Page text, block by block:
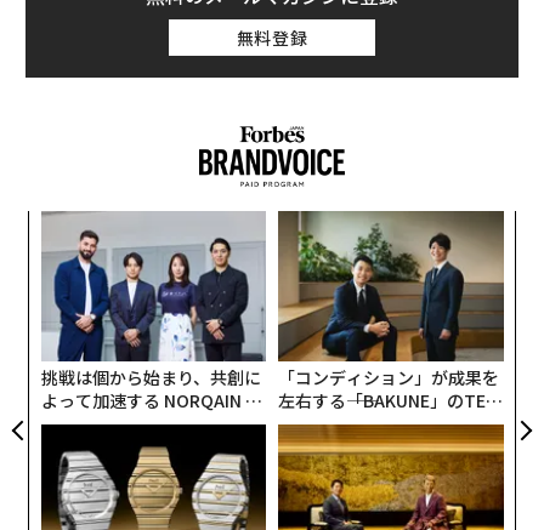
無料登録
挑戦は個から始まり、共創に
よって加速する NORQAIN JA
PAN 特別座談会
「コンディション」が成果を
左右する――「BAKUNE」のTEN
TIALが支える「挑戦者の明
日」